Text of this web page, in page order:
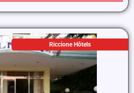
Riccione Hôtels